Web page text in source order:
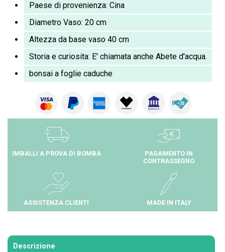
Paese di provenienza: Cina
Diametro Vaso: 20 cm
Altezza da base vaso 40 cm
Storia e curiosita: E' chiamata anche Abete d'acqua.
bonsai a foglie caduche
IMBALLI A PROVA DI BOMBA
PAGAMENTO IN
CONTRASSEGNO
ASSISTENZA CLIENTI MADE IN ITALY
Descrizione